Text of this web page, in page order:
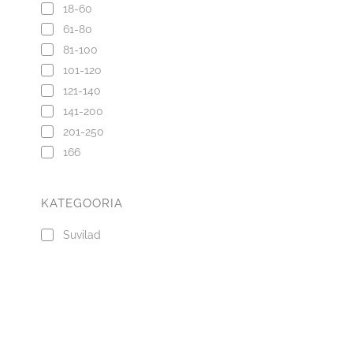
18-60
61-80
81-100
101-120
121-140
141-200
201-250
166
KATEGOORIA
Suvilad